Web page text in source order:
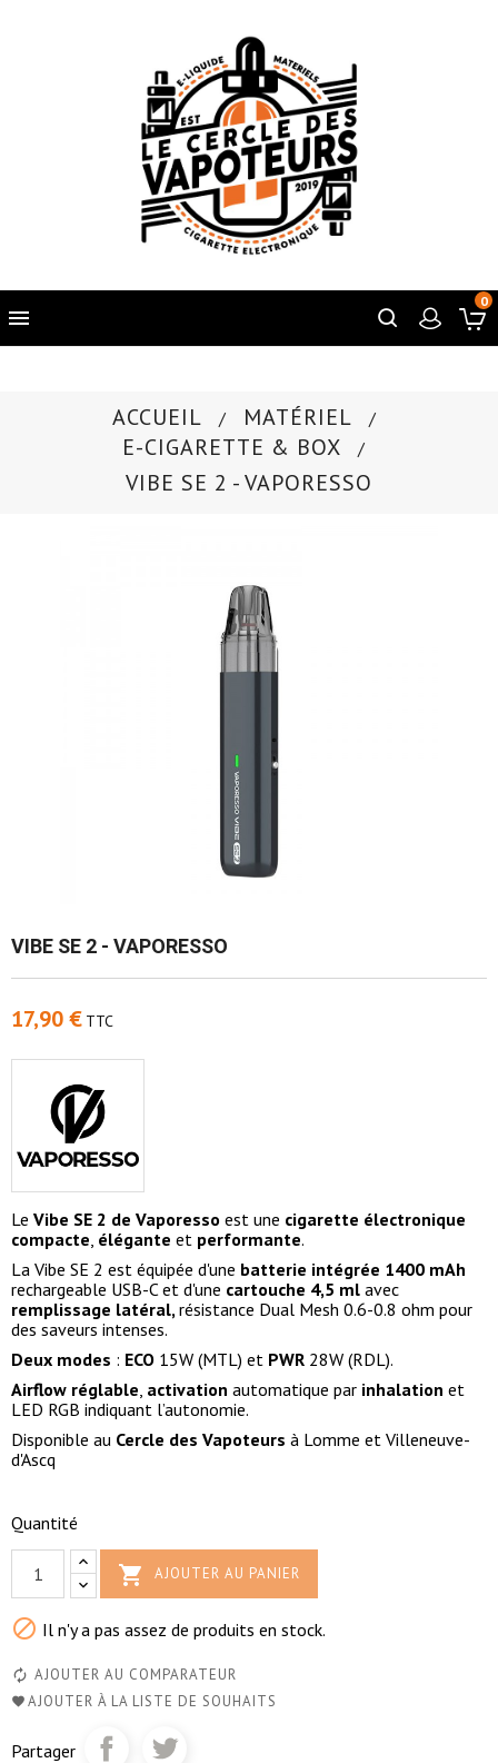

0
ACCUEIL
MATÉRIEL
E-CIGARETTE & BOX
VIBE SE 2 - VAPORESSO
VIBE SE 2 - VAPORESSO
17,90 € TTC
Le Vibe SE 2 de Vaporesso est une cigarette électronique
compacte, élégante et performante.
La Vibe SE 2 est équipée d'une batterie intégrée 1400 mAh
rechargeable USB-C et d'une cartouche 4,5 ml avec
remplissage latéral,résistance Dual Mesh 0.6-0.8 ohm pour
des saveurs intenses.
Deux modes : ECO 15W (MTL) et PWR 28W (RDL).
Airflow réglable, activation automatique par inhalation et
LED RGB indiquant l’autonomie.
Disponible au Cercle des Vapoteurs à Lomme et Villeneuve-
d'Ascq
Quantité
 AJOUTER AU PANIER
 Il n'y a pas assez de produits en stock.
AJOUTER AU COMPARATEUR
AJOUTER À LA LISTE DE SOUHAITS
Partager